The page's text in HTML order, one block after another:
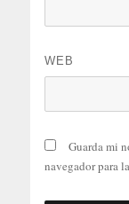
WEB
Guarda mi
navegador para